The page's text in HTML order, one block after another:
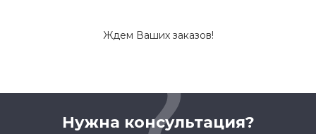
Ждем Ваших заказов!
Нужна консультация?